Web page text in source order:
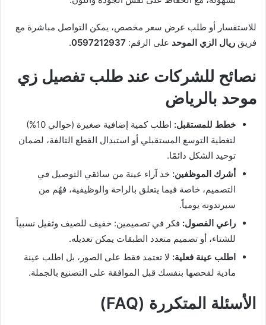
للاستفسار أو طلب عرض سعر مخصص، يمكن التواصل مباشرة مع
فريق ريال الزي الموحد على الرقم: 0597212937
.
نصائح للشركات عند طلب تفصيل زي
موحد بالرياض
خطط للمستقبل:
اطلب كمية إضافية صغيرة (حوالي 10%)
لتغطية التوسع المستقبلي أو استبدال القطع التالفة، لضمان
توحيد الشكل دائمًا.
أشرك الموظفين: خذ آراء عينة من سائقي التوصيل في
التصميم، خاصة فيما يتعلق بالراحة والوظيفية، فهُم من
سيرتدونه يومياً.
راعي الفصول: فكر في تصميمين: خفيف للصيف وثقيل نسبياً
للشتاء، أو تصميم متعدد الطبقات يمكن تعديله.
اطلب عينة فعلية: لا تعتمد فقط على الصور، بل اطلب عينة
مادية لفحصها بنفسك قبل الموافقة على التصنيع بالجملة.
الأسئلة المتكررة (FAQ)